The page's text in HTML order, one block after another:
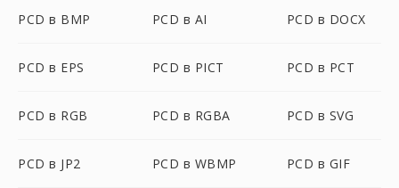
PCD в BMP PCD в AI PCD в DOCX
PCD в EPS PCD в PICT PCD в PCT
PCD в RGB PCD в RGBA PCD в SVG
PCD в JP2 PCD в WBMP PCD в GIF